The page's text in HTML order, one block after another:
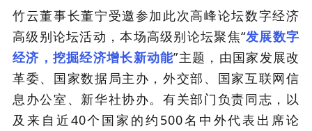
竹云董事长董宁受邀参加此次高峰论坛数字经济
高级别论坛活动，本场高级别论坛聚焦“发展数字
经济，挖掘经济增长新动能”主题，由国家发展改
革委、国家数据局主办，外交部、国家互联网信
息办公室、新华社协办。有关部门负责同志，以
及来自近40个国家的约500名中外代表出席论